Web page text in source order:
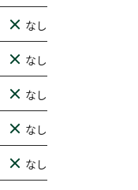
なし
なし
なし
なし
なし